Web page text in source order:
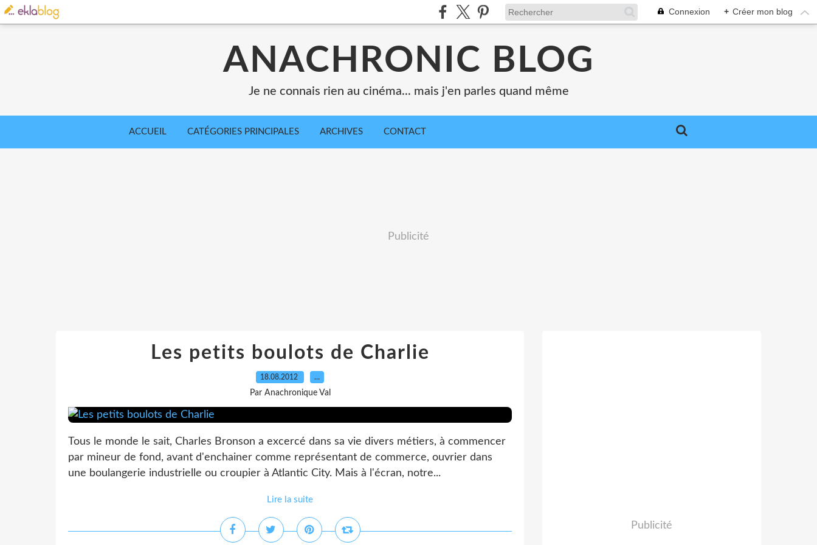
Connexion + Créer mon blog
ANACHRONIC BLOG
Je ne connais rien au cinéma... mais j'en parles quand même
ACCUEIL CATÉGORIES PRINCIPALES ARCHIVES CONTACT
Publicité
Les petits boulots de Charlie
18.08.2012 …
Par Anachronique Val
Tous le monde le sait, Charles Bronson a excercé dans sa vie divers métiers, à commencer
par mineur de fond, avant d'enchainer comme représentant de commerce, ouvrier dans
une boulangerie industrielle ou croupier à Atlantic City. Mais à l'écran, notre...
Lire la suite
Publicité